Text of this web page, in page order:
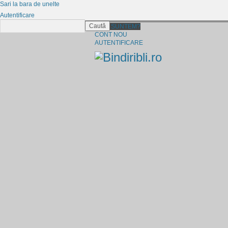
CINE SUNTEM?
CONT NOU
AUTENTIFICARE
Sari la bara de unelte
Autentificare
Caută